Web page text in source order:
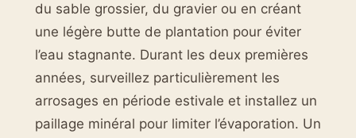
du sable grossier, du gravier ou en créant
une légère butte de plantation pour éviter
l’eau stagnante. Durant les deux premières
années, surveillez particulièrement les
arrosages en période estivale et installez un
paillage minéral pour limiter l’évaporation. Un